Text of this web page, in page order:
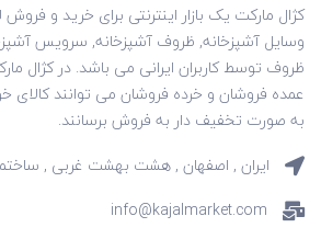
کژال مارکت یک بازار اینترنتی برای خرید و فروش
وسایل آشپزخانه, ظروف آشپزخانه, سرویس
ظروف توسط کاربران ایرانی می باشد. در کژال
عمده فروشان و خرده فروشان می توانند کالای
به صورت تخفیف دار به فروش برسانند.
ایران , اصفهان , هشت بهشت غربی ,
info@kajalmarket.com